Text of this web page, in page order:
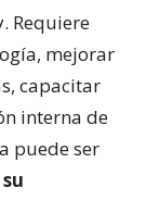
Requiere
mejorar
capacitar
interna de
puede ser